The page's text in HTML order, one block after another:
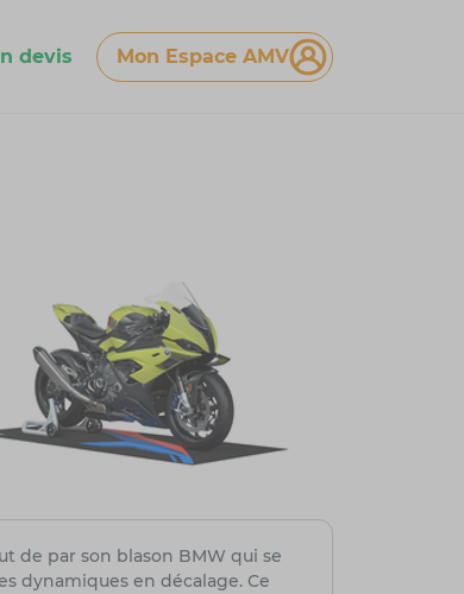
devis Mon Espace AMV
de par son blason BMW qui se
dynamiques en décalage. Ce